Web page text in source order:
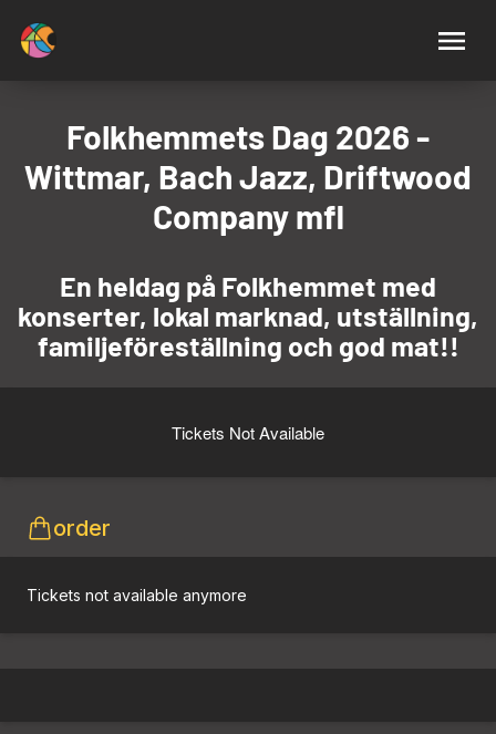
Folkhemmets Dag 2026 -
Wittmar, Bach Jazz, Driftwood
Company mfl
En heldag på Folkhemmet med
konserter, lokal marknad, utställning,
familjeföreställning och god mat!!
Tickets Not Available
order
Tickets not available anymore